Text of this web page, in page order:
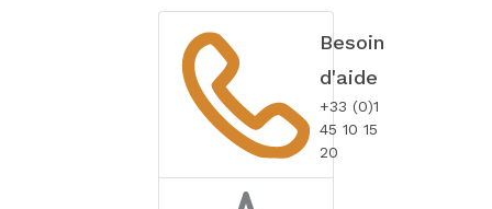
Besoin
d'aide
+33 (0)1
45 10 15
20